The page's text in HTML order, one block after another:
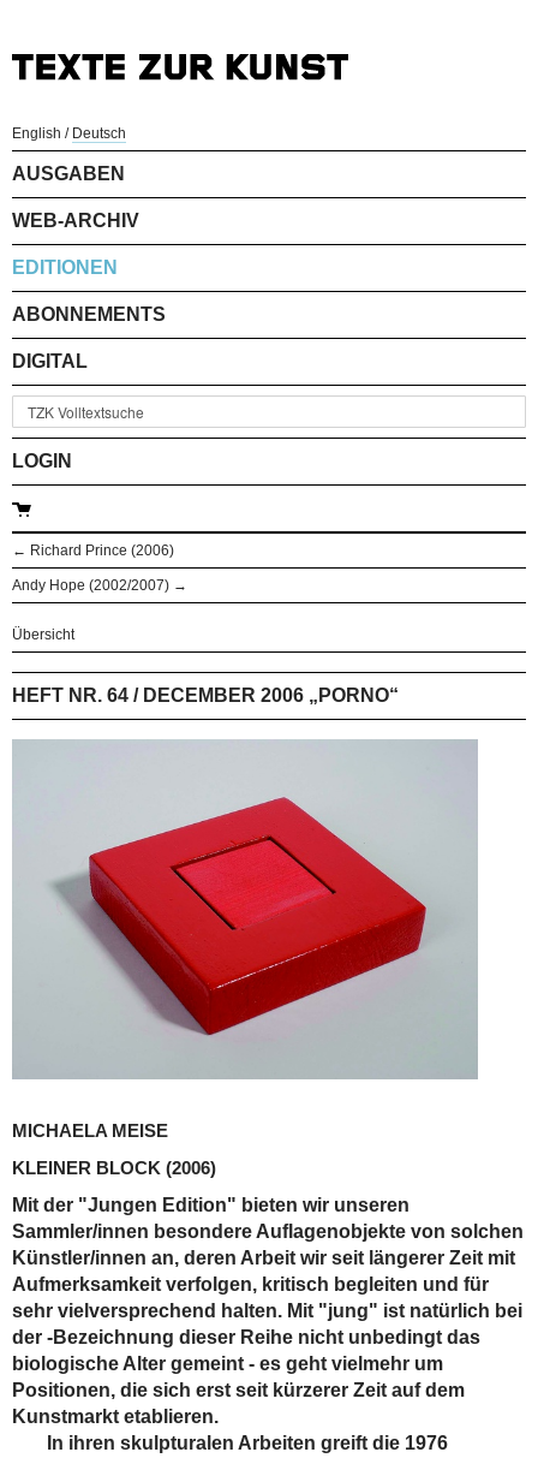
English / Deutsch
AUSGABEN
WEB-ARCHIV
EDITIONEN
ABONNEMENTS
DIGITAL
LOGIN
← Richard Prince (2006)
Andy Hope (2002/2007) →
Übersicht
HEFT NR. 64 / DECEMBER 2006 „PORNO“
MICHAELA MEISE
KLEINER BLOCK (2006)
Mit der "Jungen Edition" bieten wir unseren
Sammler/innen besondere Auflagenobjekte von solchen
Künstler/innen an, deren Arbeit wir seit längerer Zeit mit
Aufmerksamkeit verfolgen, kritisch begleiten und für
sehr vielversprechend halten. Mit "jung" ist natürlich bei
der -Bezeichnung dieser Reihe nicht unbedingt das
biologische Alter gemeint - es geht vielmehr um
Positionen, die sich erst seit kürzerer Zeit auf dem
Kunstmarkt etablieren.
In ihren skulpturalen Arbeiten greift die 1976